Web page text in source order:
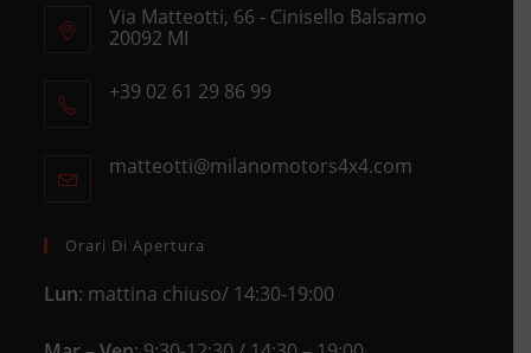
Via Matteotti, 66 - Cinisello Balsamo
20092 MI
in
+39 02 61 29 86 99
your
matteotti@milanomotors4x4.comOpens
Orari Di Apertura
Lun: mattina chiuso/ 14:30-19:00